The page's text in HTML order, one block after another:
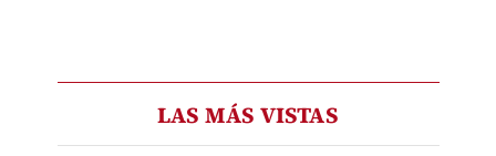
LAS MÁS VISTAS